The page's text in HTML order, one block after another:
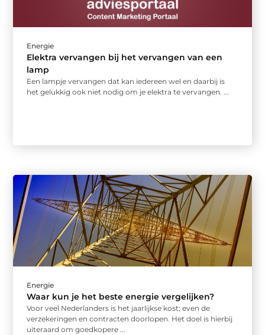
Energie
Elektra vervangen bij het vervangen van een
lamp
Een lampje vervangen dat kan iedereen wel en daarbij is
het gelukkig ook niet nodig om je elektra te vervangen. ...
Energie
Waar kun je het beste energie vergelijken?
Voor veel Nederlanders is het jaarlijkse kost; even de
verzekeringen en contracten doorlopen. Het doel is hierbij
uiteraard om goedkopere ...